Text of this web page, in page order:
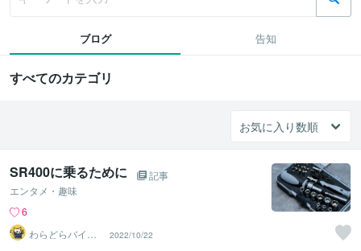
ブログ 告知
すべてのカテゴリ
SR400に乗るために
記事
エンタメ・趣味
6
わらどらバイク
屋
2022/10/22